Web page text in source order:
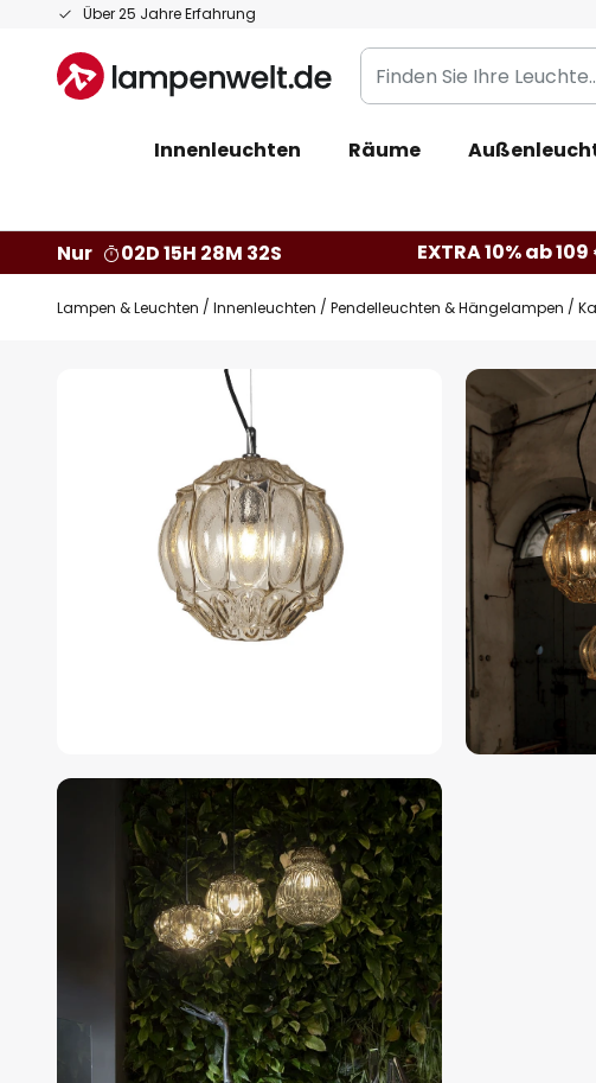
Über 25 Jahre Erfahrung
Zum
springen
Finden
Sie
Leuchte...
Innenleuchten Räume
Nur
02D 15H 28M 31S EXTRA 10% ab
Lampen & Leuchten Innenleuchten Pendelleuchten & Hängelampen